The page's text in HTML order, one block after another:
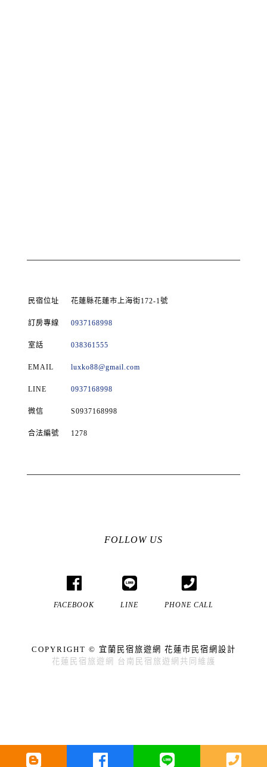
民宿位址 花蓮縣花蓮市上海街172-1號
訂房專線 0937168998
室話 038361555
EMAIL luxko88@gmail.com
LINE 0937168998
微信 S0937168998
合法編號 1278
FOLLOW US
FACEBOOK LINE PHONE CALL
COPYRIGHT © 宜蘭民宿旅遊網 花蓮市民宿網設計
花蓮民宿 旅遊網 台南民宿 旅遊網共同維護